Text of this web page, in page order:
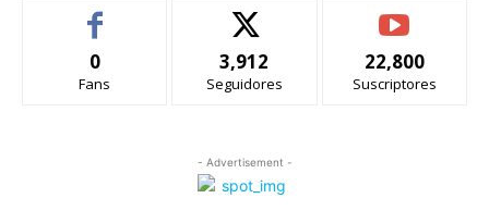
0
Fans
3,912
Seguidores
22,800
Suscriptores
- Advertisement -